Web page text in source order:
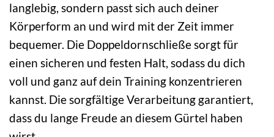
langlebig, sondern passt sich auch deiner
Körperform an und wird mit der Zeit immer
bequemer. Die Doppeldornschließe sorgt für
einen sicheren und festen Halt, sodass du dich
voll und ganz auf dein Training konzentrieren
kannst. Die sorgfältige Verarbeitung garantiert,
dass du lange Freude an diesem Gürtel haben